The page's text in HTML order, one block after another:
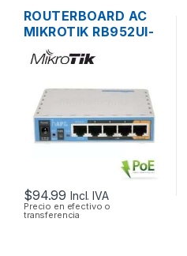
ROUTERBOARD AC
MIKROTIK RB952UI-
5AC2ND HAP AC
LITE DUAL BAND
USB OS L4
$94.99 Incl. IVA
Precio en efectivo o
transferencia